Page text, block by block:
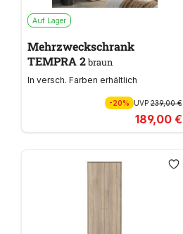
Auf Lager
Mehrzweckschrank
TEMPRA 2braun
In versch. Farben erhältlich
-20% UVP239,00 €
189,00 €